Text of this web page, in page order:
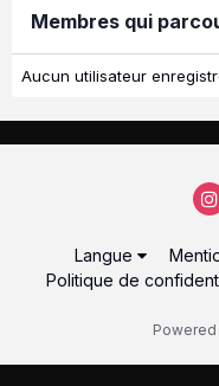
Membres qui
Aucun utilisateur
Langue
Politique de